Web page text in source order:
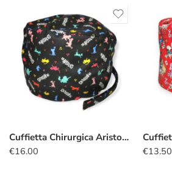
Cuffietta Chirurgica Aristogatti all that jazz
€16.00
€13.50